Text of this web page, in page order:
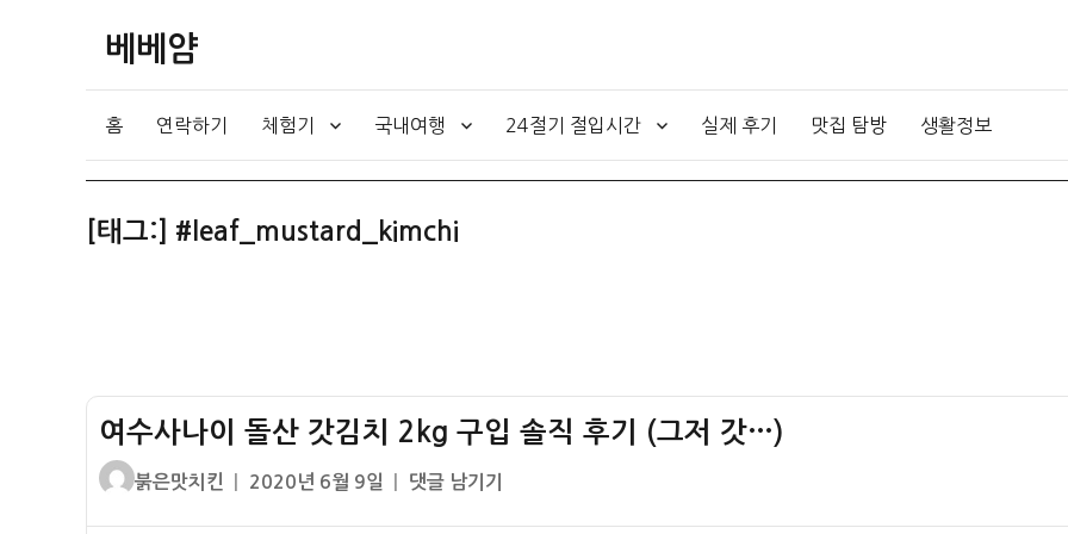
베베얌
홈 연락하기 체험기 국내여행 24절기 절입시간 실제 후기 맛집 탐방 생활정보
[태그:] #leaf_mustard_kimchi
여수사나이 돌산 갓김치 2kg 구입 솔직 후기 (그저 갓…)
글
붉은맛치킨
작
2020년 6월 9일
여
댓글 남기기